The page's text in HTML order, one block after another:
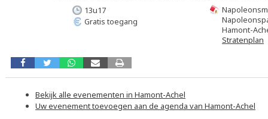
Hamont-
Stratenplan
13u17
Gratis toegang
Bekijk alle evenementen in Hamont-Achel
Uw evenement toevoegen aan de agenda van Hamont-Achel